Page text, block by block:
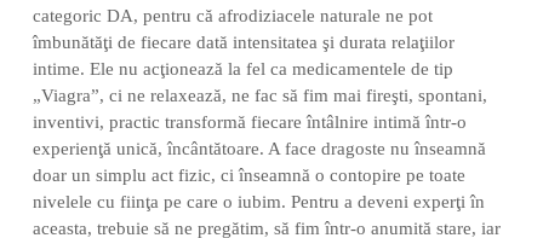
categoric DA, pentru că afrodiziacele naturale ne pot
îmbunătăţi de fiecare dată intensitatea şi durata relaţiilor
intime. Ele nu acţionează la fel ca medicamentele de tip
„Viagra”, ci ne relaxează, ne fac să fim mai fireşti, spontani,
inventivi, practic transformă fiecare întâlnire intimă într-o
experienţă unică, încântătoare. A face dragoste nu înseamnă
doar un simplu act fizic, ci înseamnă o contopire pe toate
nivelele cu fiinţa pe care o iubim. Pentru a deveni experţi în
aceasta, trebuie să ne pregătim, să fim într-o anumită stare, iar